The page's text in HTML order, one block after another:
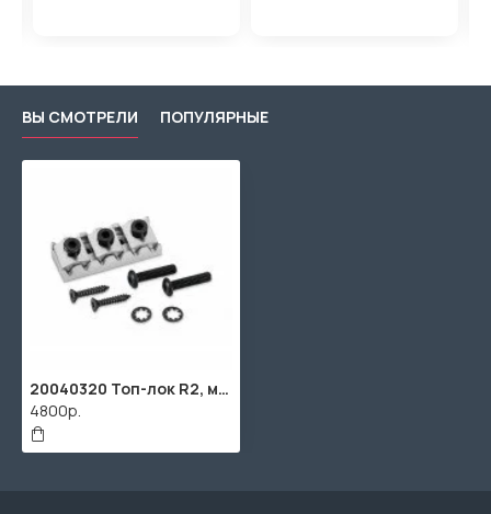
ВЫ СМОТРЕЛИ ПОПУЛЯРНЫЕ
20040320 Топ-лок R2, матовый хром, Schaller
4800р.